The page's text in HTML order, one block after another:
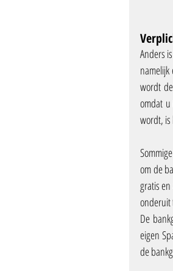
Anders
wordt
omdat
wordt, is
om de
gratis
onderuit
De
eigen
de